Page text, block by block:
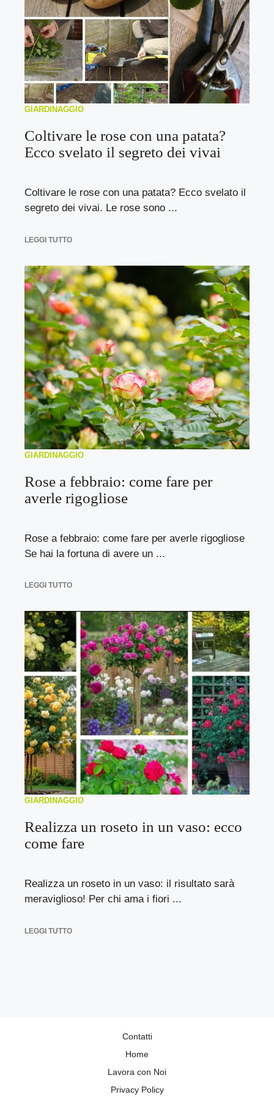
GIARDINAGGIO
Coltivare le rose con una patata?
Ecco svelato il segreto dei vivai
Coltivare le rose con una patata? Ecco svelato il
segreto dei vivai. Le rose sono ...
LEGGI TUTTO
GIARDINAGGIO
Rose a febbraio: come fare per
averle rigogliose
Rose a febbraio: come fare per averle rigogliose
Se hai la fortuna di avere un ...
LEGGI TUTTO
GIARDINAGGIO
Realizza un roseto in un vaso: ecco
come fare
Realizza un roseto in un vaso: il risultato sarà
meraviglioso! Per chi ama i fiori ...
LEGGI TUTTO
Contatti
Home
Lavora con Noi
Privacy Policy